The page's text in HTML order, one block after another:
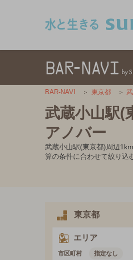
BAR-NAVI 東京都
武蔵小山駅(
アノバー
武蔵小山駅(東京都)周辺
算の条件に合わせて絞り込
東京都
エリア
市区町村 指定なし